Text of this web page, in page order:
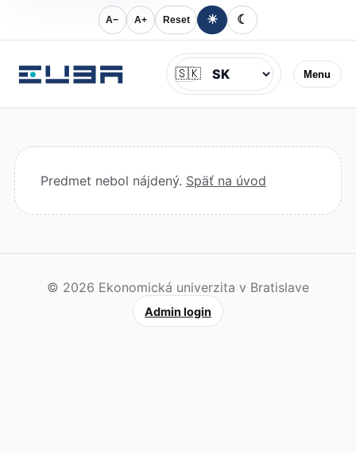
A− A+ Reset ☀ ☾
Menu
Jazyk
🇸🇰
Predmet nebol nájdený. Späť na úvod
© 2026 Ekonomická univerzita v Bratislave
Admin login